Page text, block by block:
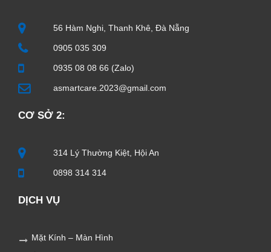
56 Hàm Nghi, Thanh Khê, Đà Nẵng
0905 035 309
0935 08 08 66 (Zalo)
asmartcare.2023@gmail.com
CƠ SỞ 2:
314 Lý Thường Kiệt, Hội An
0898 314 314
DỊCH VỤ
Mặt Kính – Màn Hình